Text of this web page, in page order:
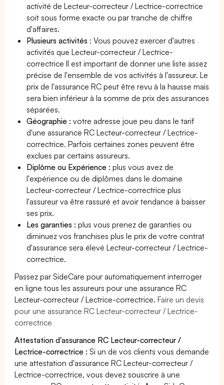
activité de Lecteur-correcteur / Lectrice-correctrice
soit sous forme exacte ou par tranche de chiffre
d'affaires.
Plusieurs activités : Vous pouvez exercer d'autres
activités que Lecteur-correcteur / Lectrice-
correctrice Il est important de donner une liste assez
précise de l'ensemble de vos activités à l'assureur. Le
prix de l'assurance RC peut être revu à la hausse mais
sera bien inférieur à la somme de prix des assurances
séparées.
Géographie :votre adresse joue peu dans le tarif
d'une assurance RC Lecteur-correcteur / Lectrice-
correctrice. Parfois certaines zones peuvent être
exclues par certains assureurs.
Diplôme ou Expérience :plus vous avez de
l'expérience ou de diplômes dans le domaine
Lecteur-correcteur / Lectrice-correctrice plus
l'assureur va être rassuré et avoir tendance à baisser
ses prix.
Les garanties :plus vous prenez de garanties ou
diminuez vos franchises plus le prix de votre contrat
d'assurance sera élevé Lecteur-correcteur / Lectrice-
correctrice.
Passez par SideCare pour automatiquement interroger
en ligne tous les assureurs pour une assurance RC
Lecteur-correcteur / Lectrice-correctrice.Faire un devis
pour une assurance RC Lecteur-correcteur / Lectrice-
correctrice
Attestation d'assurance RC Lecteur-correcteur /
Lectrice-correctrice : Si un de vos clients vous demande
une attestation d'assurance RC Lecteur-correcteur /
Lectrice-correctrice, vous devez souscrire à une